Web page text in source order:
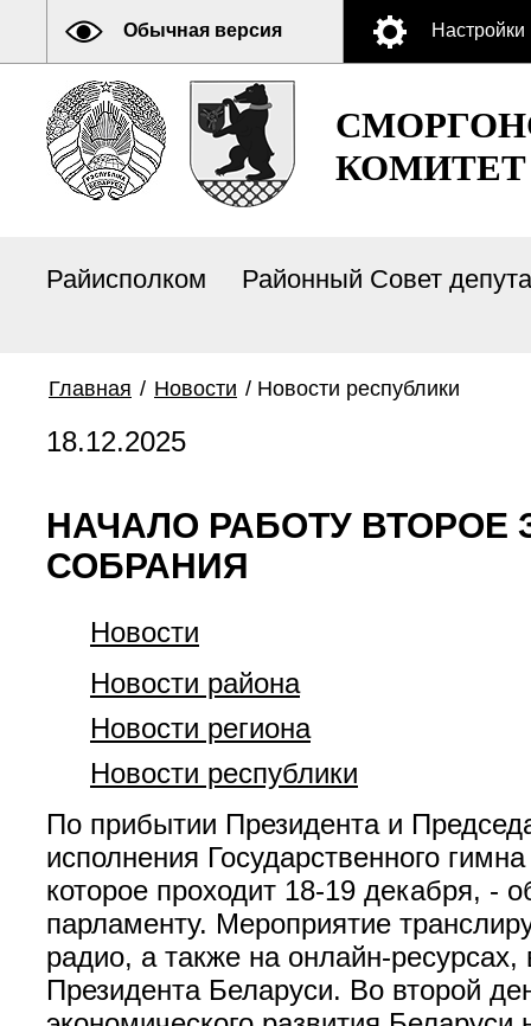
Обычная версия Настройки
КОМИТЕТ
Райисполком Районный Совет
Главная / Новости / Новости республики
18.12.2025
НАЧАЛО РАБОТУ ВТОРОЕ
СОБРАНИЯ
Новости
Новости района
Новости региона
Новости республики
По прибытии Президента и
исполнения Государственного
которое проходит 18-19 декабря, -
парламенту. Мероприятие
радио, а также на онлайн-
Президента Беларуси. Во второй